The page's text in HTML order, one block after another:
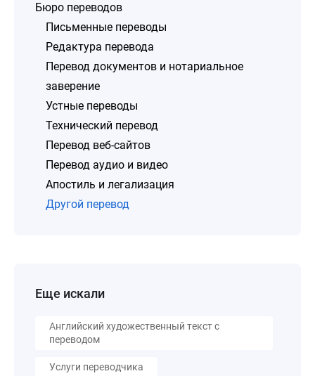
Бюро переводов
Письменные переводы
Редактура перевода
Перевод документов и нотариальное
заверение
Устные переводы
Технический перевод
Перевод веб-сайтов
Перевод аудио и видео
Апостиль и легализация
Другой перевод
Еще искали
Английский художественный текст с
переводом
Услуги переводчика